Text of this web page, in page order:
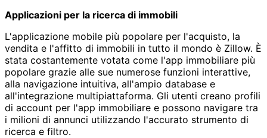
Applicazioni per la ricerca di immobili
L'applicazione mobile più popolare per l'acquisto, la
vendita e l'affitto di immobili in tutto il mondo è Zillow. È
stata costantemente votata come l'app immobiliare più
popolare grazie alle sue numerose funzioni interattive,
alla navigazione intuitiva, all'ampio database e
all'integrazione multipiattaforma. Gli utenti creano profili
di account per l'app immobiliare e possono navigare tra
i milioni di annunci utilizzando l'accurato strumento di
ricerca e filtro.